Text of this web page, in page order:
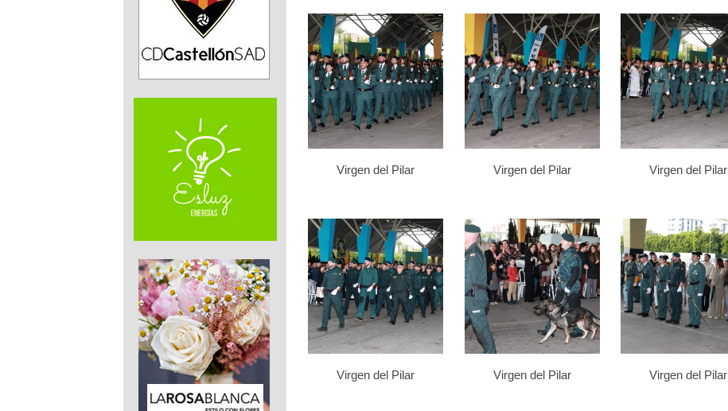
Virgen del Pilar Virgen del Pilar Virgen del Pilar
Virgen del Pilar Virgen del Pilar Virgen del Pilar